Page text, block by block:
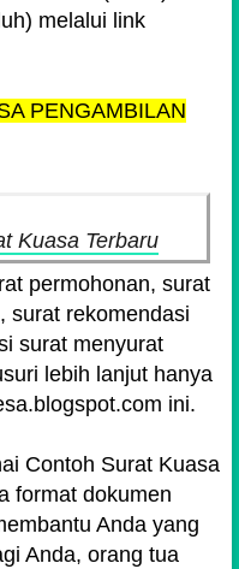
melalui link
PENGAMBILAN
Kuasa Terbaru
permohonan, surat
surat rekomendasi
surat menyurat
lebih lanjut hanya
ini.
Contoh Surat Kuasa
format dokumen
Anda yang
Anda, orang tua